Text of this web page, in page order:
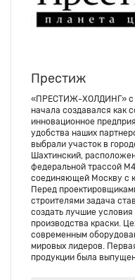
Престиж
«ПРЕСТИЖ-ХОЛДИНГ» с
начала создавался как
инновационное
удобства наших
выбрали участок в
Шахтинский,
федеральной трассой
соединяющей Москву с
Перед
строителями задача
создать лучшие условия
производства краски.
современным
мировых лидеров.
продукции была